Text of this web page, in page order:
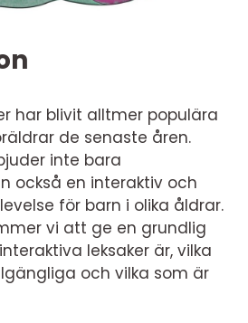
har blivit alltmer populära
de senaste åren.
inte bara
också en interaktiv och
för barn i olika åldrar.
vi att ge en grundlig
leksaker är, vilka
och vilka som är